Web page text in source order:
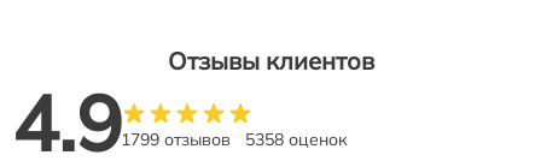
Отзывы клиентов
4.91799 отзывов 5358 оценок